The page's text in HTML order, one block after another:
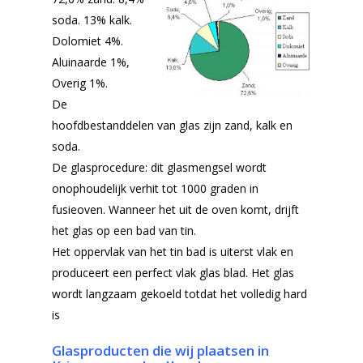
soda. 13% kalk.
Dolomiet 4%.
Aluinaarde 1%,
Overig 1%.
De
hoofdbestanddelen van glas zijn zand, kalk en
soda.
De glasprocedure: dit glasmengsel wordt
onophoudelijk verhit tot 1000 graden in
fusieoven. Wanneer het uit de oven komt, drijft
het glas op een bad van tin.
Het oppervlak van het tin bad is uiterst vlak en
produceert een perfect vlak glas blad. Het glas
wordt langzaam gekoeld totdat het volledig hard
is
Glasproducten die wij plaatsen in